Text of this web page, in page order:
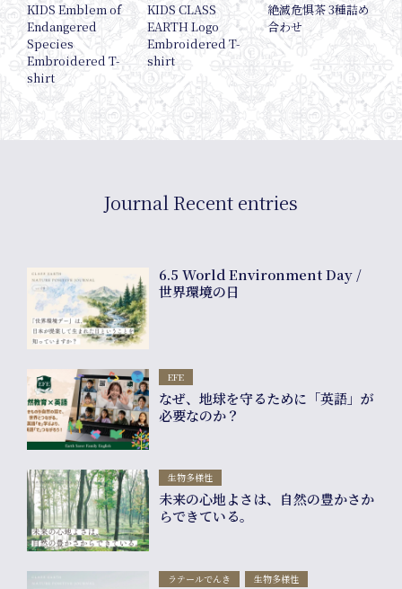
Online
Shop
KIDS Emblem of
Endangered
Species
Embroidered T-
shirt
KIDS CLASS
EARTH Logo
Embroidered T-
shirt
絶滅危惧茶 3種詰め
合わせ
Journal Recent entries
6.5 World Environment Day /
世界環境の日
EFE
なぜ、地球を守るために「英語」が
必要なのか？
生物多様性
未来の心地よさは、自然の豊かさか
らできている。
ラテールでんき 生物多様性